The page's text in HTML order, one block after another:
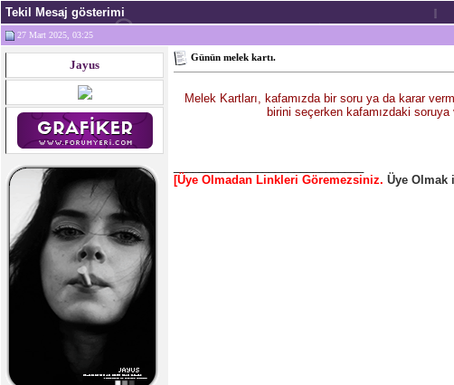
Tekil Mesaj gösterimi
27 Mart 2025, 03:25
Jayus
Günün melek kartı.
Melek Kartları, kafamızda bir soru ya da karar
birini seçerken kafamızdaki
[Üye Olmadan Linkleri Göremezsiniz. Üye Olmak